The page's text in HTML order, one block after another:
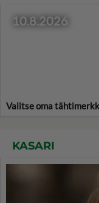
10.8.2026
Valitse oma
KASARI